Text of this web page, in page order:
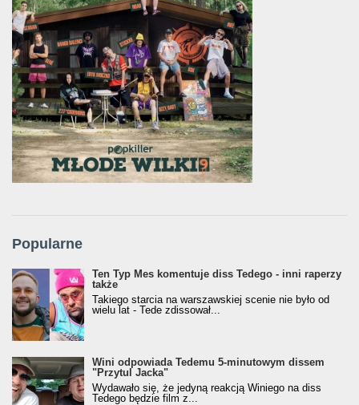
Popularne
Ten Typ Mes komentuje diss Tedego - inni raperzy
także
Takiego starcia na warszawskiej scenie nie było od
wielu lat - Tede zdissował...
Wini odpowiada Tedemu 5-minutowym dissem
"Przytul Jacka"
Wydawało się, że jedyną reakcją Winiego na diss
Tedego będzie film z...